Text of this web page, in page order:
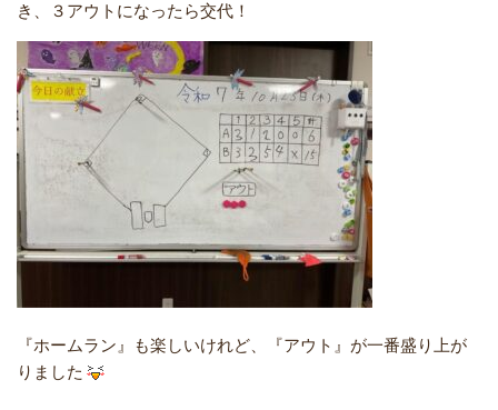
き、３アウトになったら交代！
『ホームラン』も楽しいけれど、『アウト』が一番盛り上が
りました